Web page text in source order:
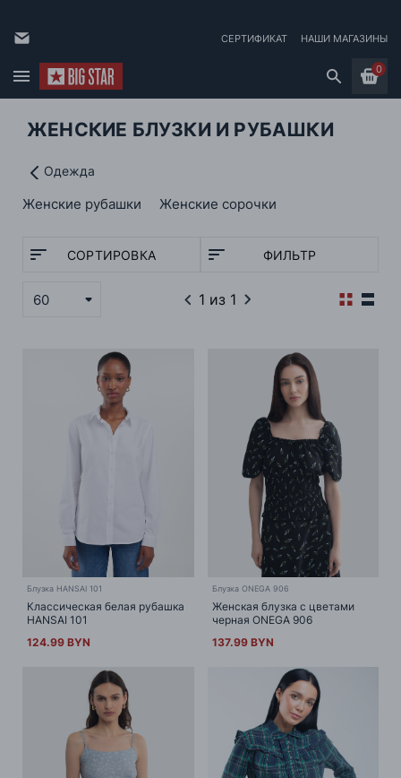
СЕРТИФИКАТ НАШИ МАГАЗИНЫ
0
ЖЕНСКИЕ БЛУЗКИ И РУБАШКИ
Одежда
Женские рубашки Женские сорочки
СОРТИРОВКА ФИЛЬТР
60 1 из 1
Блузка HANSAI 101
Классическая белая рубашка
HANSAI 101
124.99 BYN
Блузка ONEGA 906
Женская блузка с цветами
черная ONEGA 906
137.99 BYN